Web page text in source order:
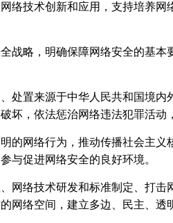
络技术创新和应用，支持培养网
战略，明确保障网络安全的基本
处置来源于中华人民共和国境内
坏，依法惩治网络违法犯罪活动
的网络行为，推动传播社会主义
与促进网络安全的良好环境。
网络技术研发和标准制定、打击
网络空间，建立多边、民主、透